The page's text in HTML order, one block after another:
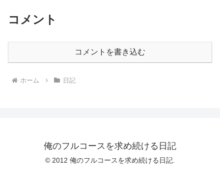
コメント
コメントを書き込む
ホーム 日記
俺のフルコースを求め続ける日記
© 2012 俺のフルコースを求め続ける日記.